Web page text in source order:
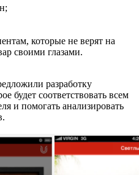
которые не верят на
своими глазами.
разработку
будет соответствовать всем
и помогать анализировать